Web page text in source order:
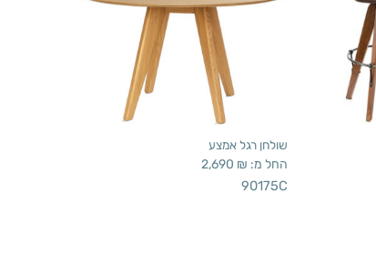
שולחן רגל אמצע
החל מ: 2,690 ₪
90175C